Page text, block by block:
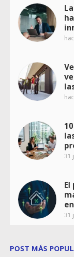
31
31
POST MÁS